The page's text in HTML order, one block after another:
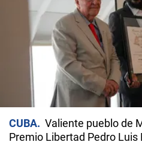
CUBA
Valiente pueblo de
Premio Libertad Pedro Luis